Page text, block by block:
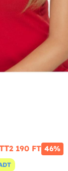
2 190 FT‎ 46%